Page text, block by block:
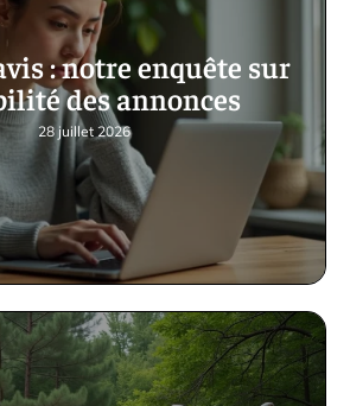
: notre enquête sur
des annonces
28 juillet 2026